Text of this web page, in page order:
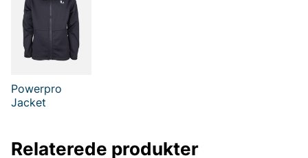
Powerpro
Jacket
Relaterede produkter